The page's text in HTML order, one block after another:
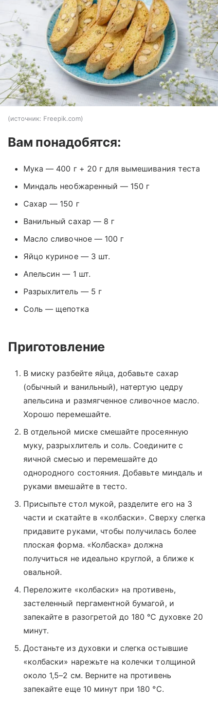
источник: Freepik.com
Вам понадобятся:
Мука — 400 г + 20 г для вымешивания теста
Миндаль необжаренный — 150 г
Сахар — 150 г
Ванильный сахар — 8 г
Масло сливочное — 100 г
Яйцо куриное — 3 шт.
Апельсин — 1 шт.
Разрыхлитель — 5 г
Соль — щепотка
Приготовление
В миску разбейте яйца, добавьте сахар
(обычный и ванильный), натертую цедру
апельсина и размягченное сливочное масло.
Хорошо перемешайте.
В отдельной миске смешайте просеянную
муку, разрыхлитель и соль. Соедините с
яичной смесью и перемешайте до
однородного состояния. Добавьте миндаль и
руками вмешайте в тесто.
Присыпьте стол мукой, разделите его на 3
части и скатайте в «колбаски». Сверху слегка
придавите руками, чтобы получилась более
плоская форма. «Колбаска» должна
получиться не идеально круглой, а ближе к
овальной.
Переложите «колбаски» на противень,
застеленный пергаментной бумагой, и
запекайте в разогретой до 180 °C духовке 20
минут.
Достаньте из духовки и слегка остывшие
«колбаски» нарежьте на колечки толщиной
около 1,5–2 см. Верните на противень
запекайте еще 10 минут при 180 °C.